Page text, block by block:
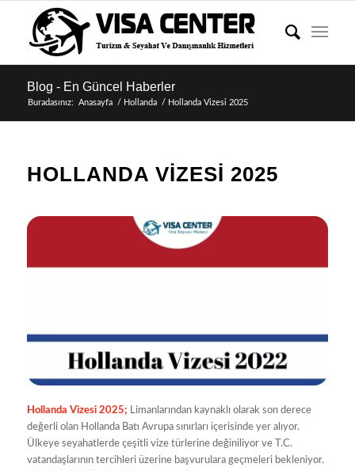
Blog - En Güncel Haberler
Buradasınız: Anasayfa / Hollanda / Hollanda Vizesi 2025
HOLLANDA VIZESI 2025
Hollanda Vizesi 2025; Limanlarından kaynaklı olarak son derece
değerli olan Hollanda Batı Avrupa sınırları içerisinde yer alıyor.
Ülkeye seyahatlerde çeşitli vize türlerine değiniliyor ve T.C.
vatandaşlarının tercihleri üzerine başvurulara geçmeleri bekleniyor.